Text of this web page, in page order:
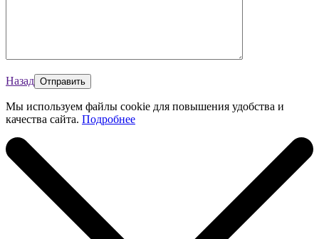
Назад
Мы используем файлы cookie для повышения удобства и
качества сайта. Подробнее